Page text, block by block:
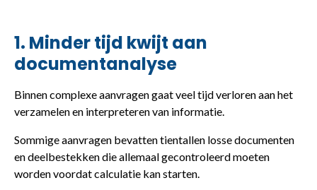
1. Minder tijd kwijt aan
documentanalyse
Binnen complexe aanvragen gaat veel tijd verloren aan het
verzamelen en interpreteren van informatie.
Sommige aanvragen bevatten tientallen losse documenten
en deelbestekken die allemaal gecontroleerd moeten
worden voordat calculatie kan starten.